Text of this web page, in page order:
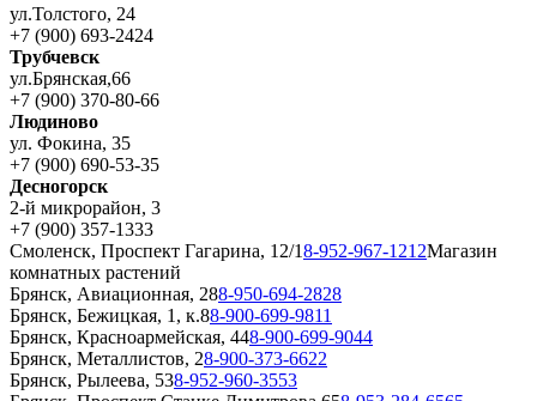
ул.Толстого, 24
+7 (900) 693-2424
Трубчевск
ул.Брянская,66
+7 (900) 370-80-66
Людиново
ул. Фокина, 35
+7 (900) 690-53-35
Десногорск
2-й микрорайон, 3
+7 (900) 357-1333
Смоленск, Проспект Гагарина, 12/18-952-967-1212Магазин
комнатных растений
Брянск, Авиационная, 288-950-694-2828
Брянск, Бежицкая, 1, к.88-900-699-9811
Брянск, Красноармейская, 448-900-699-9044
Брянск, Металлистов, 28-900-373-6622
Брянск, Рылеева, 538-952-960-3553